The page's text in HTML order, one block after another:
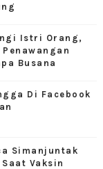
Istri Orang,
Busana
Di Facebook
Simanjuntak
Vaksin